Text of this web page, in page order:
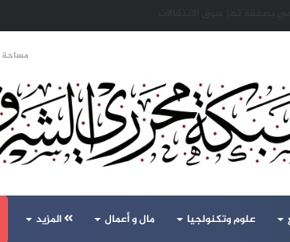
مساحة
علوم وتكنولجيا مال و أعمال المزيد